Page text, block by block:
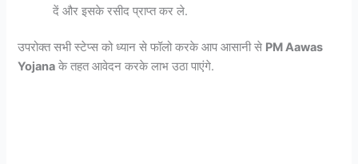
दें और इसके रसीद प्राप्त कर ले.
उपरोक्त सभी स्टेप्स को ध्यान से फॉलो करके आप आसानी से PM Aawas
Yojana के तहत आवेदन करके लाभ उठा पाएंगे.